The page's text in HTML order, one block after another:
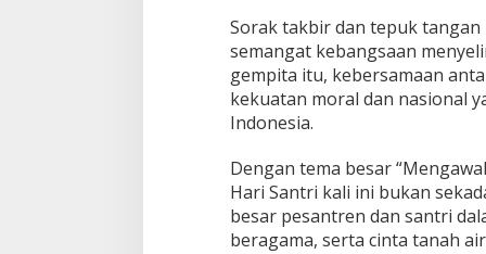
r
g
e
m
u
h
d
i
H
a
Sorak takbir dan tepuk tangan
semangat kebangsaan
gempita itu, kebersamaan
kekuatan moral dan nasional
Indonesia.
Dengan tema besar
Hari Santri kali ini bukan
besar pesantren dan santri
beragama, serta cinta tanah